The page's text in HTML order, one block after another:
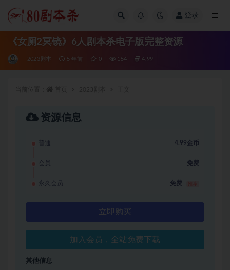
登录
《女厕2冥镜》6人剧本杀电子版完整资源
2023剧本 5 年前 0 154 4.99
资源信息
普通 4.99金币
会员 免费
永久会员 免费
立即购买
加入会员，全站免费下载
其他信息